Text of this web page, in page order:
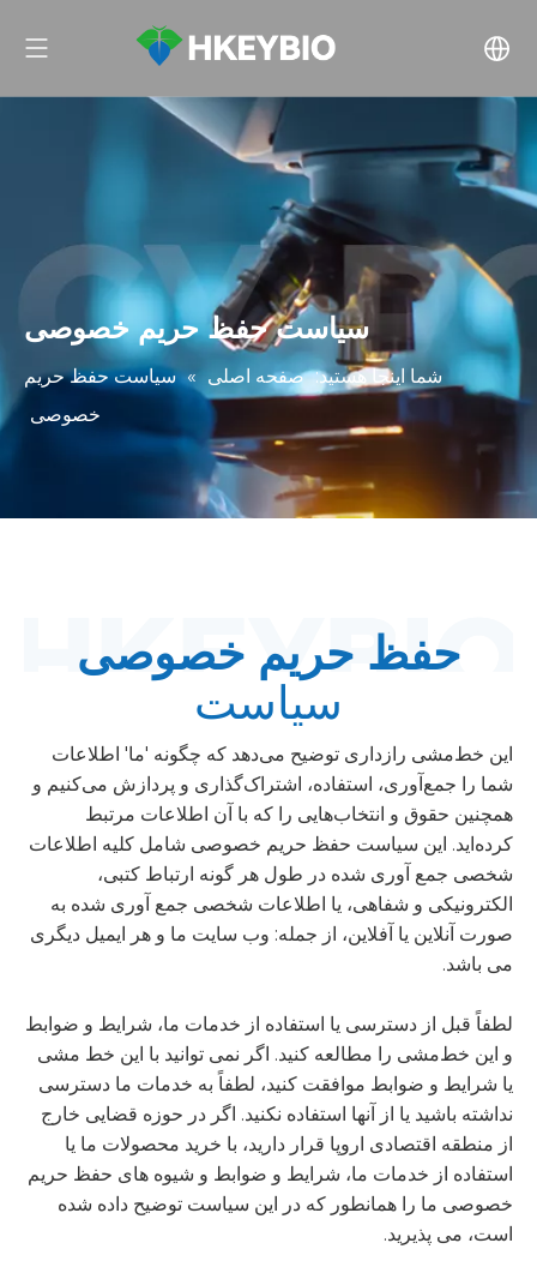
سیاست حفظ حریم خصوصی
شما اینجا هستید: صفحه اصلی » سیاست حفظ حریم
خصوصی
حفظ حریم خصوصی
سیاست
این خط‌مشی رازداری توضیح می‌دهد که چگونه 'ما' اطلاعات
شما را جمع‌آوری، استفاده، اشتراک‌گذاری و پردازش می‌کنیم و
همچنین حقوق و انتخاب‌هایی را که با آن اطلاعات مرتبط
کرده‌اید. این سیاست حفظ حریم خصوصی شامل کلیه اطلاعات
شخصی جمع آوری شده در طول هر گونه ارتباط کتبی،
الکترونیکی و شفاهی، یا اطلاعات شخصی جمع آوری شده به
صورت آنلاین یا آفلاین، از جمله: وب سایت ما و هر ایمیل دیگری
می باشد.
لطفاً قبل از دسترسی یا استفاده از خدمات ما، شرایط و ضوابط
و این خط‌مشی را مطالعه کنید. اگر نمی توانید با این خط مشی
یا شرایط و ضوابط موافقت کنید، لطفاً به خدمات ما دسترسی
نداشته باشید یا از آنها استفاده نکنید. اگر در حوزه قضایی خارج
از منطقه اقتصادی اروپا قرار دارید، با خرید محصولات ما یا
استفاده از خدمات ما، شرایط و ضوابط و شیوه های حفظ حریم
خصوصی ما را همانطور که در این سیاست توضیح داده شده
است، می پذیرید.